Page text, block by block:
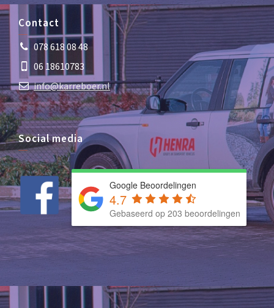
Contact
078 618 08 48
06 18610783
info@karreboer.nl
Social media
Google Beoordelingen
4.7
Gebaseerd op 203 beoordelingen